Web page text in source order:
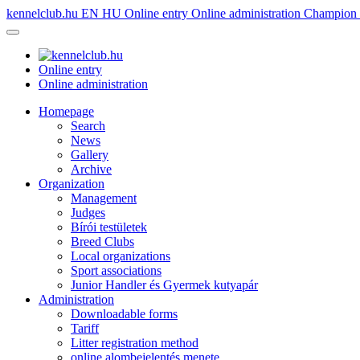
kennelclub.hu EN HU Online entry Online administration Champion
Online entry
Online administration
Homepage
Search
News
Gallery
Archive
Organization
Management
Judges
Bírói testületek
Breed Clubs
Local organizations
Sport associations
Junior Handler és Gyermek kutyapár
Administration
Downloadable forms
Tariff
Litter registration method
online alombejelentés menete